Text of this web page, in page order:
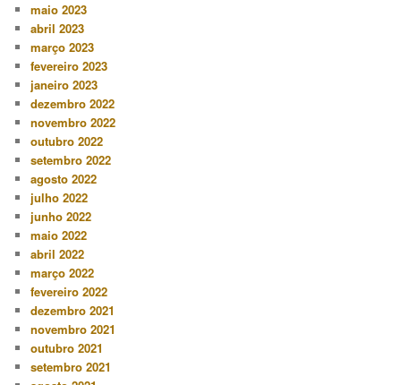
maio 2023
abril 2023
março 2023
fevereiro 2023
janeiro 2023
dezembro 2022
novembro 2022
outubro 2022
setembro 2022
agosto 2022
julho 2022
junho 2022
maio 2022
abril 2022
março 2022
fevereiro 2022
dezembro 2021
novembro 2021
outubro 2021
setembro 2021